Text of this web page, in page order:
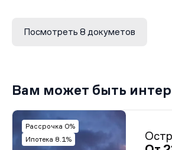
Посмотреть 8 докуметов
Вам может быть
Рассрочка 0%
Ипотека 8.1%